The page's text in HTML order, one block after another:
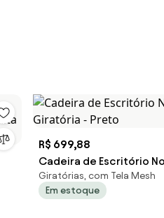
R$ 699,88
Cadeira de Escritório
Giratória - Preto
Giratórias, com Tela Mesh
Em estoque